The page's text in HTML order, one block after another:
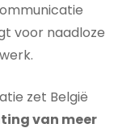
voor naadloze
zet België
van meer